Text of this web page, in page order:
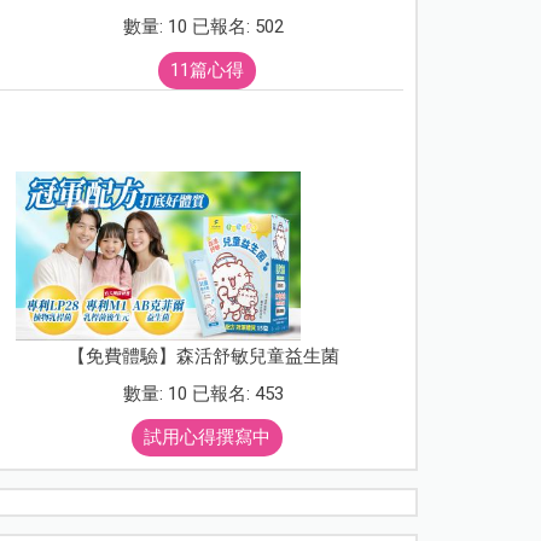
數量: 10 已報名: 502
11篇心得
【免費體驗】森活舒敏兒童益生菌
數量: 10 已報名: 453
試用心得撰寫中